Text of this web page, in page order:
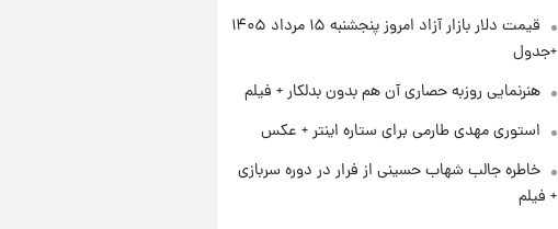
قیمت دلار بازار آزاد امروز پنجشنبه ۱۵ مرداد ۱۴۰۵
+جدول
هنرنمایی روزبه حصاری آن هم بدون بدلکار + فیلم
استوری مهدی طارمی برای ستاره اینتر + عکس
خاطره جالب شهاب حسینی از فرار در دوره سربازی
+ فیلم